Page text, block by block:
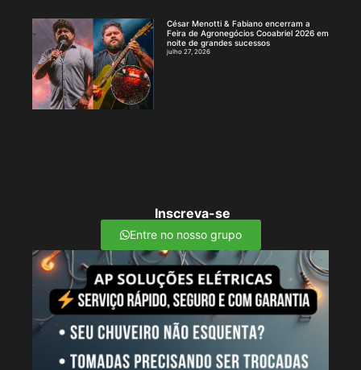
César Menotti & Fabiano encerram a
Feira de Agronegócios Cooabriel 2026 em
noite de grandes sucessos
julho 27, 2026
Inscreva-se
Entre no nosso grupo